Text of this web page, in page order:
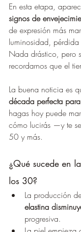
En esta etapa,
signos de
de expresión más
luminosidad, pérdida
Nada drástico, pero
recordarnos que el
La buena noticia es
década perfecta
hagas hoy puede
cómo lucirás —y te
50 y más.
¿Qué sucede en
los 30?
La producción
elastina
progresiva.